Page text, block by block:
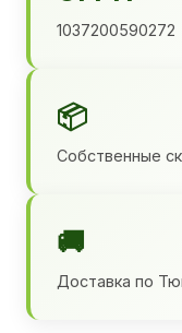
1037200590272
📦
Собственные
🚚
Доставка по